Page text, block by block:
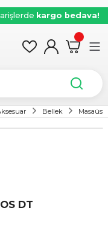
kargo bedava!
Bellek
DT